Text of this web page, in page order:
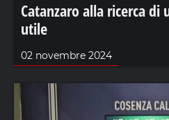
Catanzaro alla ricerca
utile
02 novembre 2024